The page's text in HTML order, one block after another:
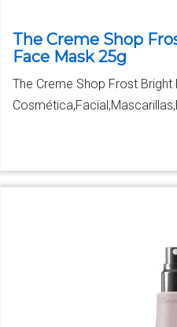
The Creme Shop
Face Mask 25g
The Creme Shop Frost